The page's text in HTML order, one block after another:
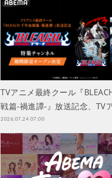
TVアニメ最終クール『
戦篇-禍進譚-』放送記念、TV
2026.07.24 07:00